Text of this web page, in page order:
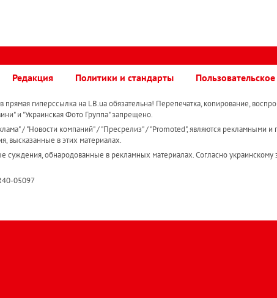
Редакция Политики и стандарты
гиперссылка на LB.ua обязательна! Перепечатка, копирование,
и "Украинская Фото Группа" запрещено.
/ "Новости компаний" / "Пресрелиз" / "Promoted", являются рекламными и
высказанные в этих материалах.
суждения, обнародованные в рекламных материалах. Согласно украинскому
05097